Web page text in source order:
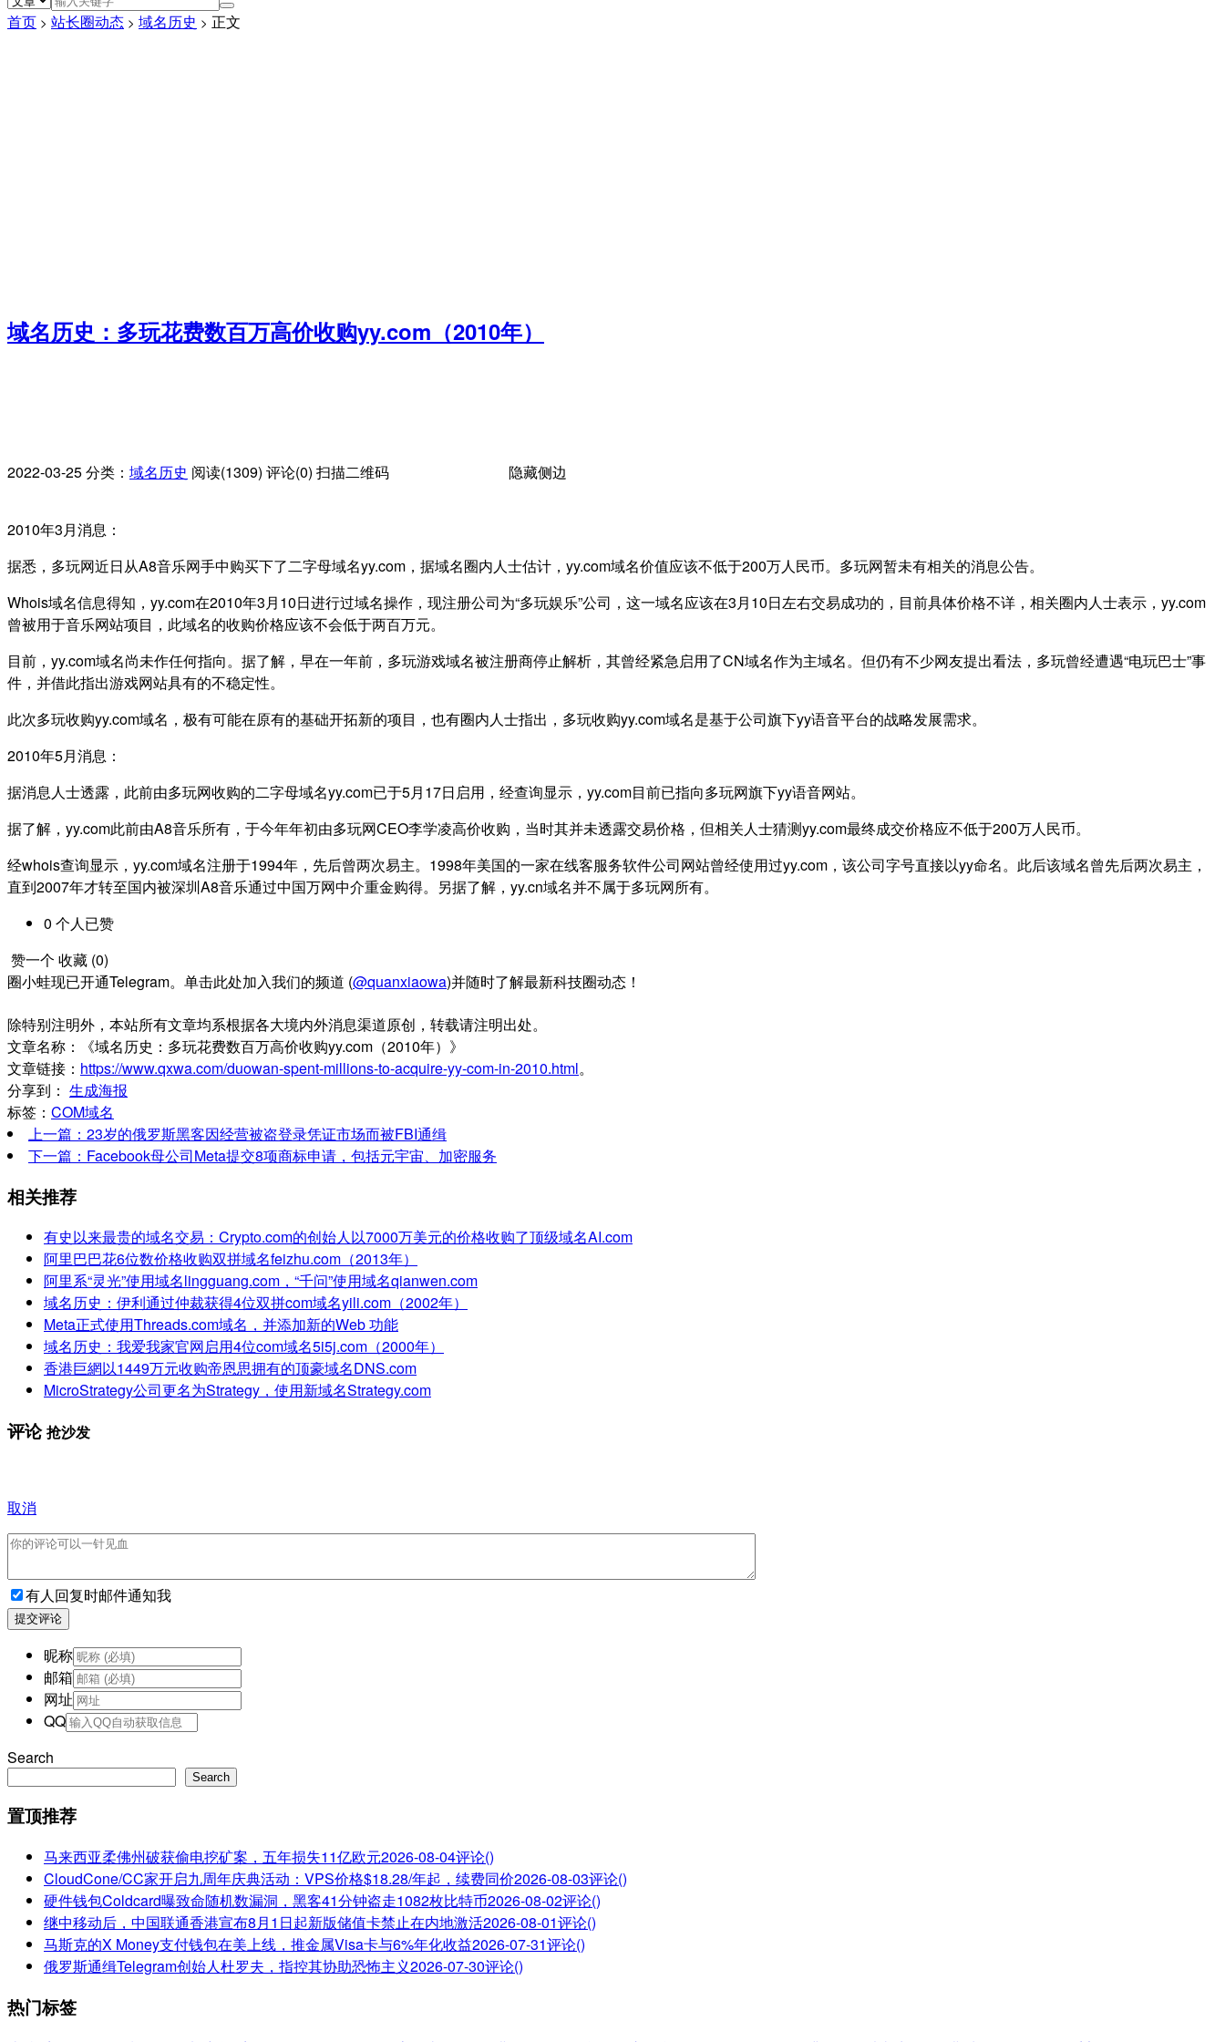
首页 > 站长圈动态 > 域名历史 > 正文
域名历史：多玩花费数百万高价收购yy.com（2010年）
2022-03-25分类： 域名历史 阅读(1309) 评论(0) 扫描二维码 隐藏侧边
2010年3月消息：
据悉，多玩网近日从A8音乐网手中购买下了二字母域名yy.com，据域名圈内人士估计，yy.com域名价值应该不低于200万人民币。多玩网暂未有相关的消息公告。
Whois域名信息得知，yy.com在2010年3月10日进行过域名操作，现注册公司为“多玩娱乐”公司，这一域名应该在3月10日左右交易成功的，目前具体价格不详，相关圈内人士表示，yy.com
曾被用于音乐网站项目，此域名的收购价格应该不会低于两百万元。
目前，yy.com域名尚未作任何指向。据了解，早在一年前，多玩游戏域名被注册商停止解析，其曾经紧急启用了CN域名作为主域名。但仍有不少网友提出看法，多玩曾经遭遇“电玩巴士”事
件，并借此指出游戏网站具有的不稳定性。
此次多玩收购yy.com域名，极有可能在原有的基础开拓新的项目，也有圈内人士指出，多玩收购yy.com域名是基于公司旗下yy语音平台的战略发展需求。
2010年5月消息：
据消息人士透露，此前由多玩网收购的二字母域名yy.com已于5月17日启用，经查询显示，yy.com目前已指向多玩网旗下yy语音网站。
据了解，yy.com此前由A8音乐所有，于今年年初由多玩网CEO李学凌高价收购，当时其并未透露交易价格，但相关人士猜测yy.com最终成交价格应不低于200万人民币。
经whois查询显示，yy.com域名注册于1994年，先后曾两次易主。1998年美国的一家在线客服务软件公司网站曾经使用过yy.com，该公司字号直接以yy命名。此后该域名曾先后两次易主，
直到2007年才转至国内被深圳A8音乐通过中国万网中介重金购得。另据了解，yy.cn域名并不属于多玩网所有。
0 个人已赞
赞一个 收藏 (0)
圈小蛙现已开通Telegram。单击此处加入我们的频道 (@quanxiaowa)并随时了解最新科技圈动态！
除特别注明外，本站所有文章均系根据各大境内外消息渠道原创，转载请注明出处。
文章名称：《域名历史：多玩花费数百万高价收购yy.com（2010年）》
文章链接： https://www.qxwa.com/duowan-spent-millions-to-acquire-yy-com-in-2010.html。
分享到： 生成海报
标签： COM域名
上一篇：23岁的俄罗斯黑客因经营被盗登录凭证市场而被FBI通缉
下一篇：Facebook母公司Meta提交8项商标申请，包括元宇宙、加密服务
相关推荐
有史以来最贵的域名交易：Crypto.com的创始人以7000万美元的价格收购了顶级域名AI.com
阿里巴巴花6位数价格收购双拼域名feizhu.com（2013年）
阿里系“灵光”使用域名lingguang.com，“千问”使用域名qianwen.com
域名历史：伊利通过仲裁获得4位双拼com域名yili.com（2002年）
Meta正式使用Threads.com域名，并添加新的Web 功能
域名历史：我爱我家官网启用4位com域名5i5j.com（2000年）
香港巨網以1449万元收购帝恩思拥有的顶豪域名DNS.com
MicroStrategy公司更名为Strategy，使用新域名Strategy.com
评论抢沙发
取消
有人回复时邮件通知我
提交评论
昵称
邮箱
网址
QQ
Search
Search
置顶推荐
马来西亚柔佛州破获偷电挖矿案，五年损失11亿欧元2026-08-04评论()
CloudCone/CC家开启九周年庆典活动：VPS价格$18.28/年起，续费同价2026-08-03评论()
硬件钱包Coldcard曝致命随机数漏洞，黑客41分钟盗走1082枚比特币2026-08-02评论()
继中移动后，中国联通香港宣布8月1日起新版储值卡禁止在内地激活2026-08-01评论()
马斯克的X Money支付钱包在美上线，推金属Visa卡与6%年化收益2026-07-31评论()
俄罗斯通缉Telegram创始人杜罗夫，指控其协助恐怖主义2026-07-30评论()
热门标签